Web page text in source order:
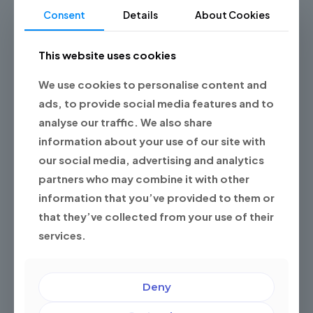
360°
Ofrecemos
un
integral
a
de
Studios
especializados,
proporcionando
consultoría
personalizada,
resultados
con
KPIs
optimización
continua,
la
eficiencia
y el
para
Soporte Continuo
Más que un
proveedor,
socio comprometido,
con soluciones
constante que se
adaptan a las
necesidades
cambiantes de tu
negocio.
Consent Details About Cookies
This website uses cookies
We use cookies to personalise content and
ads, to provide social media features and to
analyse our traffic. We also share
information about your use of our site with
our social media, advertising and analytics
partners who may combine it with other
information that you’ve provided to them or
that they’ve collected from your use of their
services.
Deny